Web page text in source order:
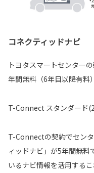
コネクティッドナビ
トヨタスマートセンター
年間無料（6年目以降有料）
T-Connect スタンダード
T-Connectの契約でセン
ィッドナビ」が5年間無料
いるナビ情報を活用する